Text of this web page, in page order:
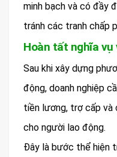
minh bạch và có đầy
tránh các tranh chấp
Hoàn tất nghĩa
Sau khi xây dựng
động, doanh nghiệp
tiền lương, trợ cấp và
cho người lao động.
Đây là bước thể hiện